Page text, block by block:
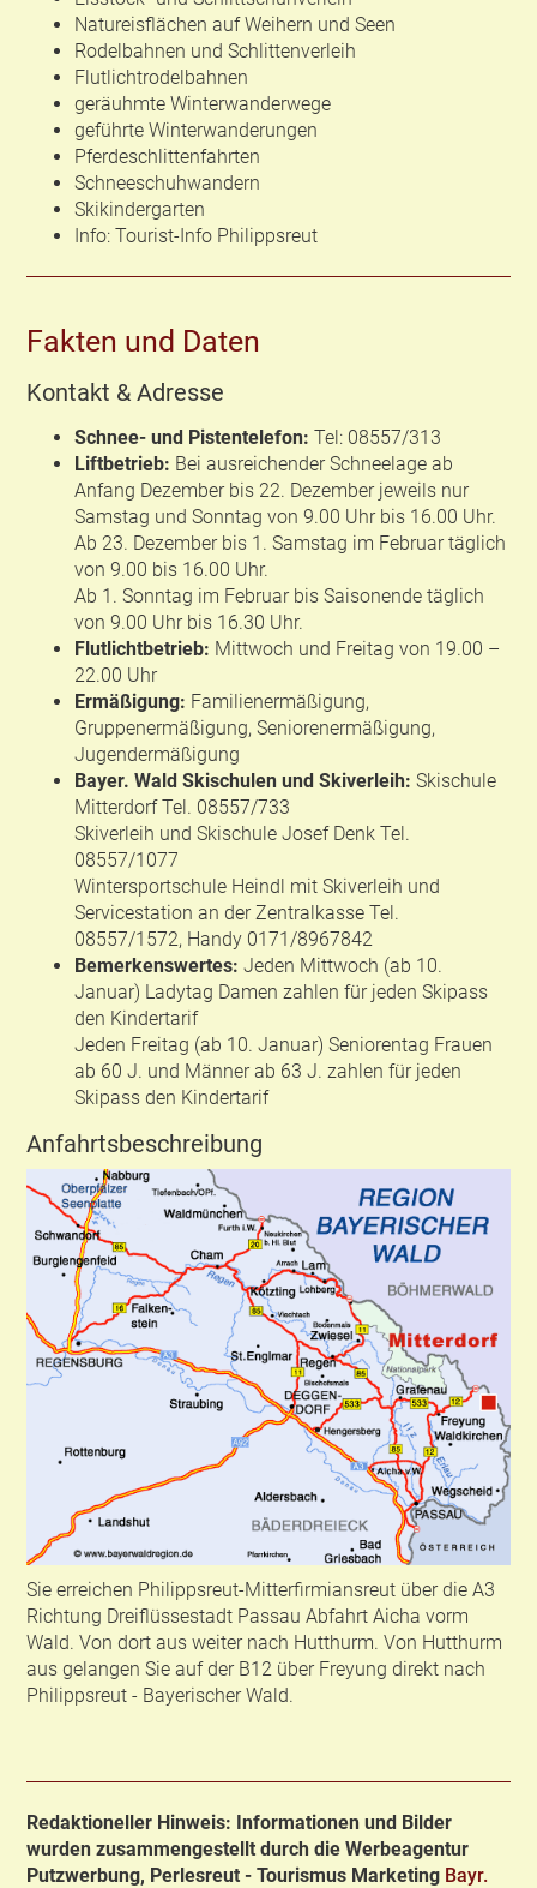
Natureisflächen auf Weihern und Seen
Rodelbahnen und Schlittenverleih
Flutlichtrodelbahnen
geräuhmte Winterwanderwege
geführte Winterwanderungen
Pferdeschlittenfahrten
Schneeschuhwandern
Skikindergarten
Info: Tourist-Info Philippsreut
Fakten und Daten
Kontakt & Adresse
Schnee- und Pistentelefon: Tel: 08557/313
Liftbetrieb: Bei ausreichender Schneelage ab
Anfang Dezember bis 22. Dezember jeweils nur
Samstag und Sonntag von 9.00 Uhr bis 16.00 Uhr.
Ab 23. Dezember bis 1. Samstag im Februar täglich
von 9.00 bis 16.00 Uhr.
Ab 1. Sonntag im Februar bis Saisonende täglich
von 9.00 Uhr bis 16.30 Uhr.
Flutlichtbetrieb: Mittwoch und Freitag von 19.00 –
22.00 Uhr
Ermäßigung: Familienermäßigung,
Gruppenermäßigung, Seniorenermäßigung,
Jugendermäßigung
Bayer. Wald Skischulen und Skiverleih: Skischule
Mitterdorf Tel. 08557/733
Skiverleih und Skischule Josef Denk Tel.
08557/1077
Wintersportschule Heindl mit Skiverleih und
Servicestation an der Zentralkasse Tel.
08557/1572, Handy 0171/8967842
Bemerkenswertes: Jeden Mittwoch (ab 10.
Januar) Ladytag Damen zahlen für jeden Skipass
den Kindertarif
Jeden Freitag (ab 10. Januar) Seniorentag Frauen
ab 60 J. und Männer ab 63 J. zahlen für jeden
Skipass den Kindertarif
Anfahrtsbeschreibung
Sie erreichen Philippsreut-Mitterfirmiansreut über die A3
Richtung Dreiflüssestadt Passau Abfahrt Aicha vorm
Wald. Von dort aus weiter nach Hutthurm. Von Hutthurm
aus gelangen Sie auf der B12 über Freyung direkt nach
Philippsreut - Bayerischer Wald.
Redaktioneller Hinweis: Informationen und Bilder
wurden zusammengestellt durch die Werbeagentur
Putzwerbung, Perlesreut - Tourismus Marketing Bayr.